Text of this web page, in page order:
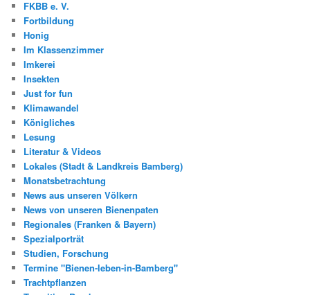
FKBB e. V.
Fortbildung
Honig
Im Klassenzimmer
Imkerei
Insekten
Just for fun
Klimawandel
Königliches
Lesung
Literatur & Videos
Lokales (Stadt & Landkreis Bamberg)
Monatsbetrachtung
News aus unseren Völkern
News von unseren Bienenpaten
Regionales (Franken & Bayern)
Spezialporträt
Studien, Forschung
Termine "Bienen-leben-in-Bamberg"
Trachtpflanzen